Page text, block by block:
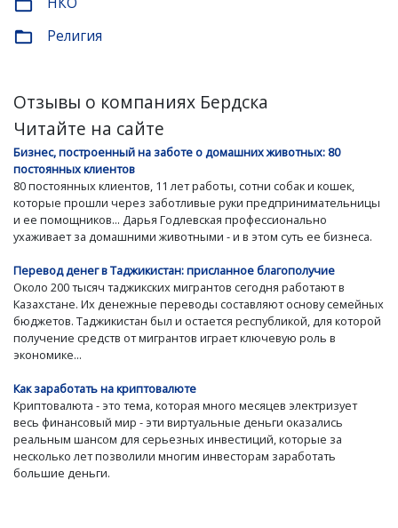
folder_open
folder_open Религия
Отзывы о компаниях Бердска
Читайте на сайте
Бизнес, построенный на заботе о домашних животных: 80
постоянных клиентов
80 постоянных клиентов, 11 лет работы, сотни собак и кошек,
которые прошли через заботливые руки предпринимательницы
и ее помощников... Дарья Годлевская профессионально
ухаживает за домашними животными - и в этом суть ее бизнеса.
Перевод денег в Таджикистан: присланное благополучие
Около 200 тысяч таджикских мигрантов сегодня работают в
Казахстане. Их денежные переводы составляют основу семейных
бюджетов. Таджикистан был и остается республикой, для которой
получение средств от мигрантов играет ключевую роль в
экономике...
Как заработать на криптовалюте
Криптовалюта - это тема, которая много месяцев электризует
весь финансовый мир - эти виртуальные деньги оказались
реальным шансом для серьезных инвестиций, которые за
несколько лет позволили многим инвесторам заработать
большие деньги.